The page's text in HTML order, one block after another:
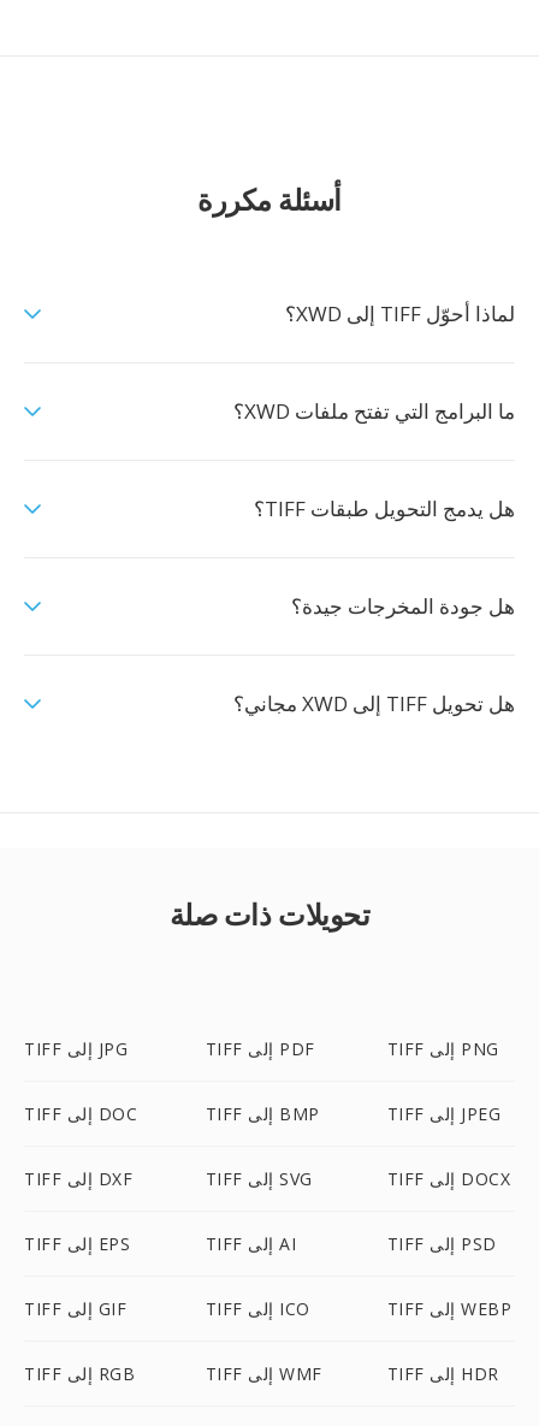
أسئلة مكررة
لماذا أحوّل TIFF إلى XWD؟
ما البرامج التي تفتح ملفات XWD؟
هل يدمج التحويل طبقات TIFF؟
هل جودة المخرجات جيدة؟
هل تحويل TIFF إلى XWD مجاني؟
تحويلات ذات صلة
TIFF إلى JPG TIFF إلى PDF TIFF إلى PNG
TIFF إلى DOC TIFF إلى BMP TIFF إلى JPEG
TIFF إلى DXF TIFF إلى SVG TIFF إلى DOCX
TIFF إلى EPS TIFF إلى AI TIFF إلى PSD
TIFF إلى GIF TIFF إلى ICO TIFF إلى WEBP
TIFF إلى RGB TIFF إلى WMF TIFF إلى HDR